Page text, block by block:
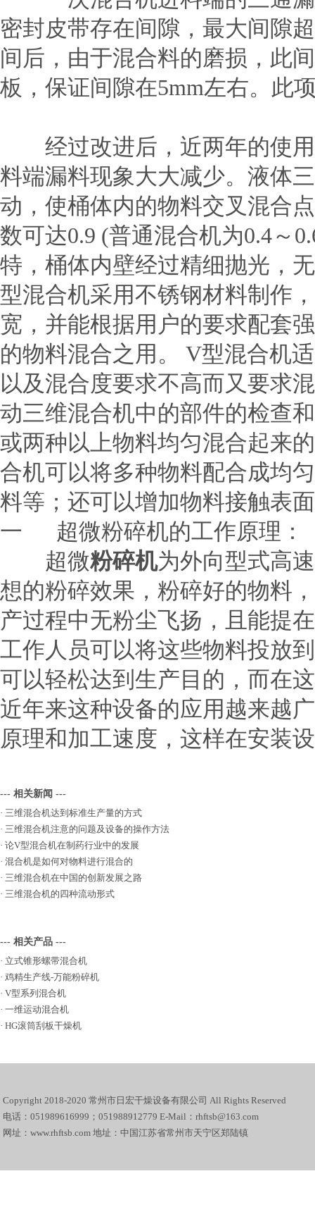
密封皮带存在间隙，最大间隙
间后，由于混合料的磨损，此
板，保证间隙在5mm左右。此
经过改进后，近两年的使用
料端漏料现象大大减少。液体
动，使桶体内的物料交叉混合
数可达0.9 (普通混合机为0.4～
特，桶体内壁经过精细抛光，
型混合机采用不锈钢材料制作
宽，并能根据用户的要求配套
的物料混合之用。 V型混合机
以及混合度要求不高而又要求
动三维混合机中的部件的检查
或两种以上物料均匀混合起来
合机可以将多种物料配合成均
料等；还可以增加物料接触表
一 超微粉碎机的工作原理：
超微粉碎机为外向型式高
想的粉碎效果，粉碎好的物料
产过程中无粉尘飞扬，且能提
工作人员可以将这些物料投放
可以轻松达到生产目的，而在
近年来这种设备的应用越来越
原理和加工速度，这样在安装
--- 相关新闻 ---
· 三维混合机达到标准生产量的方式
· 三维混合机注意的问题及设备的操作方法
· 论V型混合机在制药行业中的发展
· 混合机是如何对物料进行混合的
· 三维混合机在中国的创新发展之路
· 三维混合机的四种流动形式
--- 相关产品 ---
· 立式锥形螺带混合机
· 鸡精生产线-万能粉碎机
· V型系列混合机
· 一维运动混合机
· HG滚筒刮板干燥机
Copyright 2018-2020 常州市日宏干燥设备有限公司 All Rights Reserved
电话：051989616999；051988912779 E-Mail：rhftsb@163.com
网址：www.rhftsb.com 地址：中国江苏省常州市天宁区郑陆镇